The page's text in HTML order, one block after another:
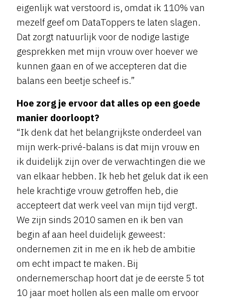
eigenlijk wat verstoord is, omdat ik 110% van
mezelf geef om DataToppers te laten slagen.
Dat zorgt natuurlijk voor de nodige lastige
gesprekken met mijn vrouw over hoever we
kunnen gaan en of we accepteren dat die
balans een beetje scheef is.”
Hoe zorg je ervoor dat alles op een goede
manier doorloopt?
“Ik denk dat het belangrijkste onderdeel van
mijn werk-privé-balans is dat mijn vrouw en
ik duidelijk zijn over de verwachtingen die we
van elkaar hebben. Ik heb het geluk dat ik een
hele krachtige vrouw getroffen heb, die
accepteert dat werk veel van mijn tijd vergt.
We zijn sinds 2010 samen en ik ben van
begin af aan heel duidelijk geweest:
ondernemen zit in me en ik heb de ambitie
om echt impact te maken. Bij
ondernemerschap hoort dat je de eerste 5 tot
10 jaar moet hollen als een malle om ervoor